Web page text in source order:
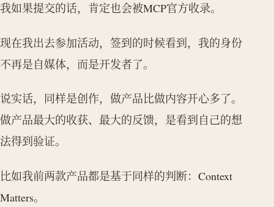
我如果提交的话，肯定也会被MCP官方收录。
现在我出去参加活动，签到的时候看到，我的身份
不再是自媒体，而是开发者了。
说实话，同样是创作，做产品比做内容开心多了。
做产品最大的收获、最大的反馈，是看到自己的想
法得到验证。
比如我前两款产品都是基于同样的判断：Context
Matters。